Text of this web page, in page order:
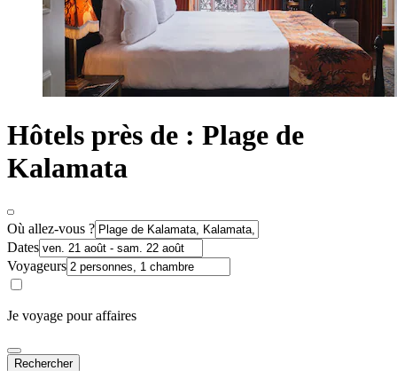
Hôtels près de : Plage de
Kalamata
Où allez-vous ?
Dates
Voyageurs
Je voyage pour affaires
Rechercher